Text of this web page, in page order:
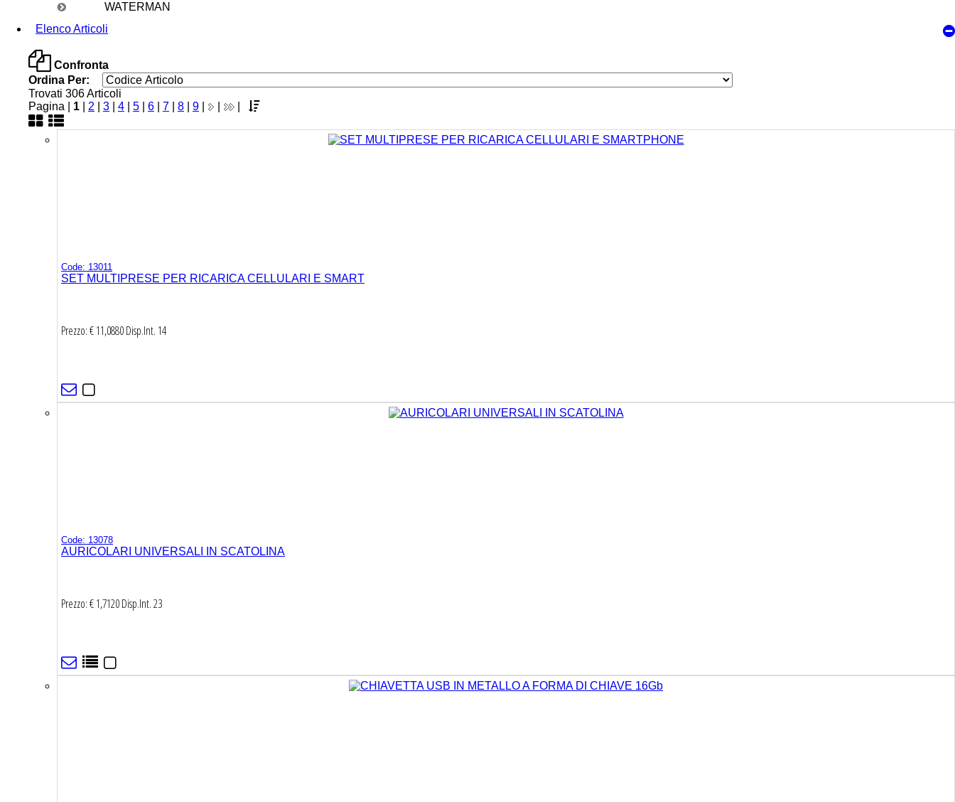
WATERMAN
Elenco Articoli
Confronta
Ordina Per:
Trovati 306 Articoli
Pagina | 1 2 3 4 5 6 7 8 9
Code: 13011
SET MULTIPRESE PER RICARICA CELLULARI E SMART
Prezzo: € 11,0880Disp.Int. 14
Code: 13078
AURICOLARI UNIVERSALI IN SCATOLINA
Prezzo: € 1,7120Disp.Int.23